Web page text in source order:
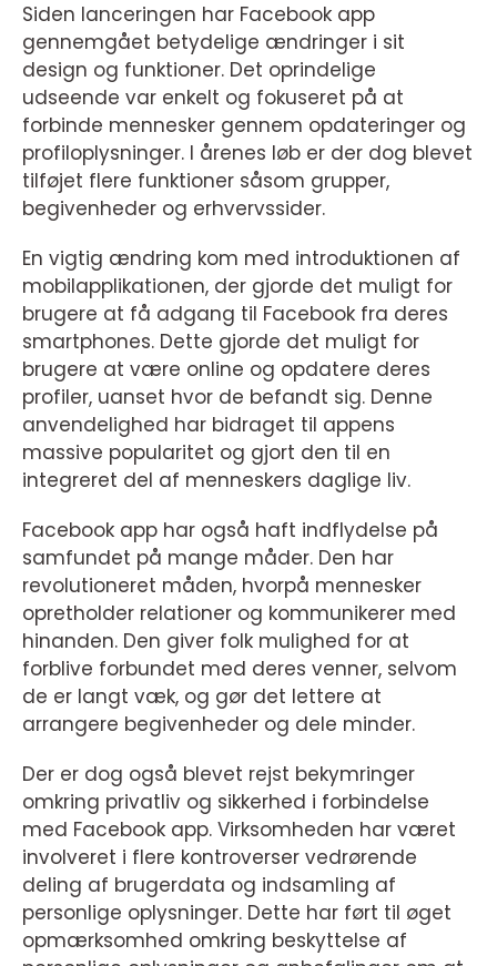
Siden lanceringen har Facebook app
gennemgået betydelige ændringer i sit
design og funktioner. Det oprindelige
udseende var enkelt og fokuseret på at
forbinde mennesker gennem opdateringer og
profiloplysninger. I årenes løb er der dog blevet
tilføjet flere funktioner såsom grupper,
begivenheder og erhvervssider.
En vigtig ændring kom med introduktionen af
mobilapplikationen, der gjorde det muligt for
brugere at få adgang til Facebook fra deres
smartphones. Dette gjorde det muligt for
brugere at være online og opdatere deres
profiler, uanset hvor de befandt sig. Denne
anvendelighed har bidraget til appens
massive popularitet og gjort den til en
integreret del af menneskers daglige liv.
Facebook app har også haft indflydelse på
samfundet på mange måder. Den har
revolutioneret måden, hvorpå mennesker
opretholder relationer og kommunikerer med
hinanden. Den giver folk mulighed for at
forblive forbundet med deres venner, selvom
de er langt væk, og gør det lettere at
arrangere begivenheder og dele minder.
Der er dog også blevet rejst bekymringer
omkring privatliv og sikkerhed i forbindelse
med Facebook app. Virksomheden har været
involveret i flere kontroverser vedrørende
deling af brugerdata og indsamling af
personlige oplysninger. Dette har ført til øget
opmærksomhed omkring beskyttelse af